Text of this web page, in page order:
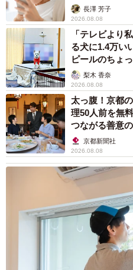
シロくん、トラちゃん、ク
得意技もまったく異なる3兄
メロメロにしています。
大きな体のシロくんは、まさ
ない人が来ると一目散に隠
れでも驚きリアクションは
れキャラです。
「毎朝、私の顔に鼻息を吹き
トラちゃんは、食への執着
をつまみ食いしながら全員
ち着いて自分の食事をスタ
のまわりをうろうろ……まっ
解説】長澤 芳子
2026.08.08
「テレビより
る犬に1.4万い
ピールのちょ
梨木 香奈
2026.08.08
太っ腹！京都
理50人前を無
つながる善意
京都新聞社
2026.08.08